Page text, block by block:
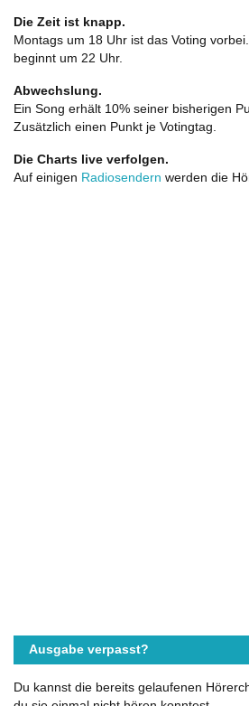
Die Zeit ist knapp.
Montags um 18 Uhr ist das Voting
beginnt um 22 Uhr.
Abwechslung.
Ein Song erhält 10% seiner bisherigen
Zusätzlich einen Punkt je Votingtag.
Die Charts live verfolgen.
Auf einigen Radiosendern werden die
Ausgabe verpasst?
Du kannst die bereits gelaufenen